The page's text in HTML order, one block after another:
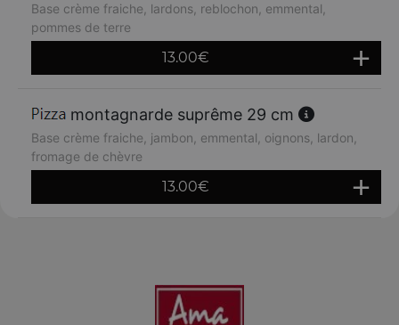
Base crème fraiche, lardons, reblochon, emmental,
pommes de terre
13.00€
montagnarde suprême 29 cm
Base crème fraiche, jambon, emmental, oignons, lardon,
fromage de chèvre
13.00€